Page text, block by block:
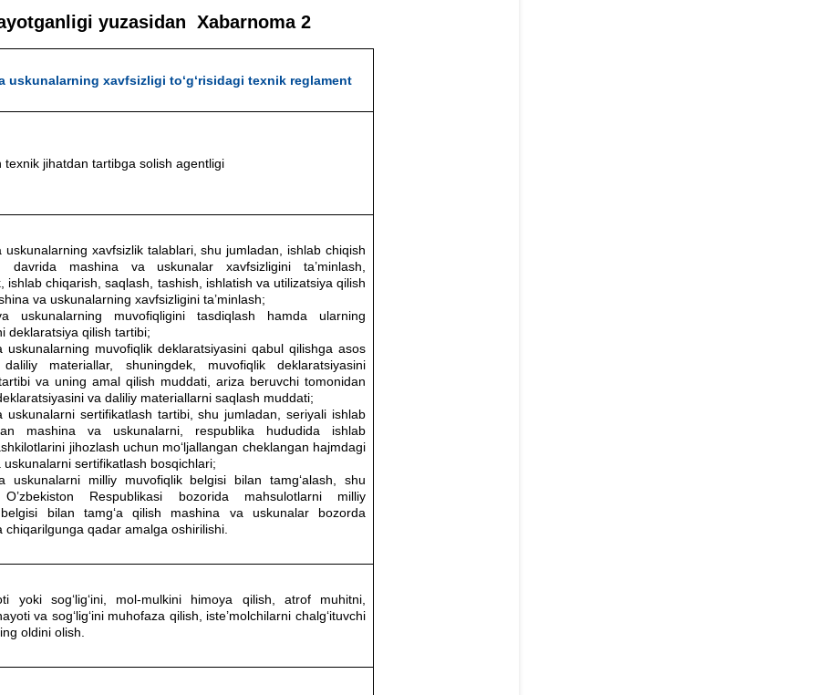
yuzasidan Xabarnoma 2
uskunalarning xavfsizligi to‘g‘risidagi texnik reglament
texnik jihatdan tartibga solish agentligi
uskunalarning xavfsizlik talablari, shu jumladan, ishlab chiqish
davrida mashina va uskunalar xavfsizligini ta’minlash,
ishlab chiqarish, saqlash, tashish, ishlatish va utilizatsiya qilish
va uskunalarning xavfsizligini ta’minlash;
uskunalarning muvofiqligini tasdiqlash hamda ularning
deklaratsiya qilish tartibi;
uskunalarning muvofiqlik deklaratsiyasini qabul qilishga asos
daliliy materiallar, shuningdek, muvofiqlik deklaratsiyasini
va uning amal qilish muddati, ariza beruvchi tomonidan
va daliliy materiallarni saqlash muddati;
uskunalarni sertifikatlash tartibi, shu jumladan, seriyali ishlab
mashina va uskunalarni, respublika hududida ishlab
jihozlash uchun mo‘ljallangan cheklangan hajmdagi
uskunalarni sertifikatlash bosqichlari;
uskunalarni milliy muvofiqlik belgisi bilan tamg‘alash, shu
O’zbekiston Respublikasi bozorida mahsulotlarni milliy
bilan tamg‘a qilish mashina va uskunalar bozorda
chiqarilgunga qadar amalga oshirilishi.
yoki sog‘lig‘ini, mol-mulkini himoya qilish, atrof muhitni,
va sog‘lig‘ini muhofaza qilish, iste’molchilarni chalg‘ituvchi
oldini olish.